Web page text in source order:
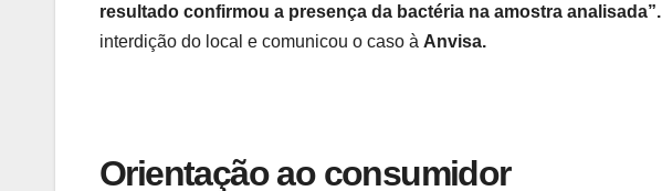
resultado confirmou a presença da bactéria na amostra analisada”.
interdição do local e comunicou o caso à Anvisa.
Orientação ao consumidor